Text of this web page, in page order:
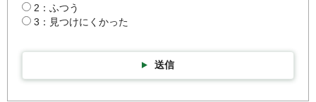
2：ふつう
3：見つけにくかった
送信